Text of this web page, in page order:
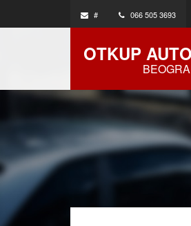
# 066 505 3693
OTKUP